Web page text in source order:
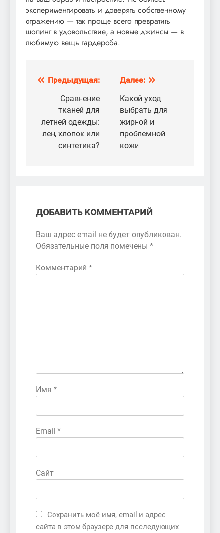
экспериментировать и доверять собственному
отражению — так проще всего превратить
шопинг в удовольствие, а новые джинсы — в
любимую вещь гардероба.
Навигация
записям
Предыдущая:
Сравнение
тканей для
летней одежды:
лен, хлопок или
синтетика?
Далее:
Какой уход
выбрать для
жирной и
проблемной
кожи
ДОБАВИТЬ КОММЕНТАРИЙ
Ваш адрес email не будет опубликован.
Обязательные поля помечены *
Комментарий *
Имя *
Email *
Сайт
Сохранить моё имя, email и адрес
сайта в этом браузере для последующих